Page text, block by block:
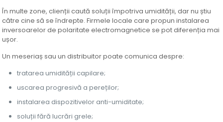
În multe zone, clienții caută soluții împotriva umidității, dar nu știu
către cine să se îndrepte. Firmele locale care propun instalarea
inversoarelor de polaritate electromagnetice se pot diferenția mai
ușor.
Un meseriaș sau un distribuitor poate comunica despre:
tratarea umidității capilare;
uscarea progresivă a pereților;
instalarea dispozitivelor anti-umiditate;
soluții fără lucrări grele;